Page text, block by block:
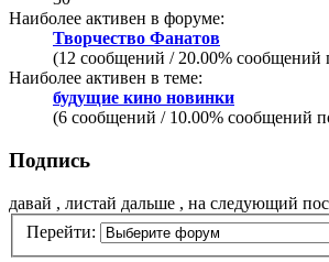
Наиболее активен в форуме:
Творчество Фанатов
(12 сообщений / 20.00% сообщений
Наиболее активен в теме:
будущие кино новинки
(6 сообщений / 10.00% сообщений
Подпись
давай , листай дальше , на следующий
Перейти: